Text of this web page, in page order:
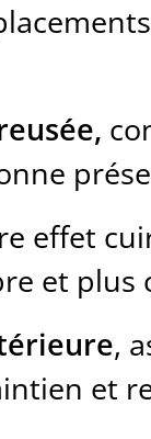
effet
et plus
,
et